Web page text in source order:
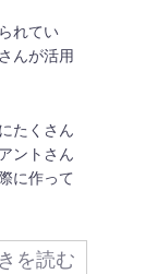
れてい
んが活用
たくさん
ントさん
に作って
を読む